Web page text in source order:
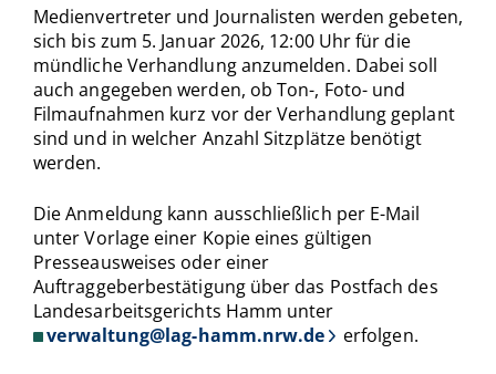
Medienvertreter und Journalisten werden gebeten,
sich bis zum 5. Januar 2026, 12:00 Uhr für die
mündliche Verhandlung anzumelden. Dabei soll
auch angegeben werden, ob Ton-, Foto- und
Filmaufnahmen kurz vor der Verhandlung geplant
sind und in welcher Anzahl Sitzplätze benötigt
werden.
Die Anmeldung kann ausschließlich per E-Mail
unter Vorlage einer Kopie eines gültigen
Presseausweises oder einer
Auftraggeberbestätigung über das Postfach des
Landesarbeitsgerichts Hamm unter
verwaltung@lag-hamm.nrw.de
erfolgen.